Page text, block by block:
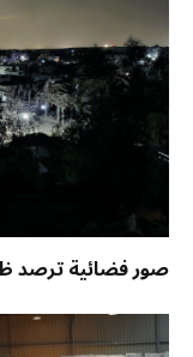
صور فضائية ترصد